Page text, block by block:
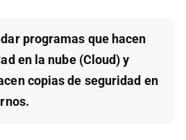
programas que hacen
en la nube (Cloud) y
copias de seguridad en